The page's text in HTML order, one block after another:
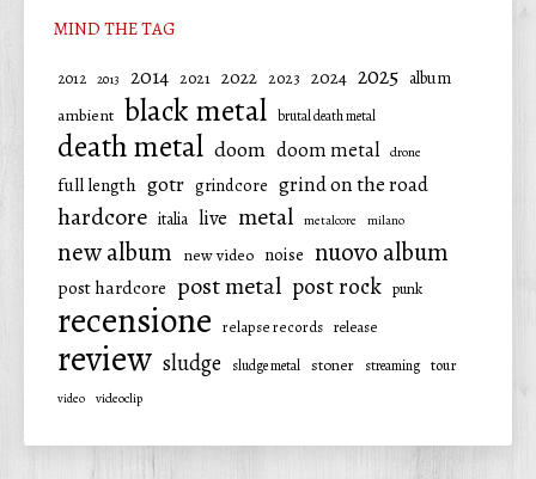
MIND THE TAG
2012 2013 2014 2021 2022 2023 2024 2025 album
ambient black metal brutal death metal
death metal doom doom metal drone
full length gotr grindcore grind on the road
hardcore italia live metal metalcore milano
new album new video noise nuovo album
post hardcore post metal post rock punk
recensione relapse records release
review sludge sludge metal stoner streaming tour
video videoclip